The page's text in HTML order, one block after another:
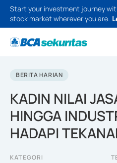
Start your investment journey
stock market wherever you are.
BERITA HARIAN
KADIN NILAI
HINGGA
HADAPI
KATEGORI